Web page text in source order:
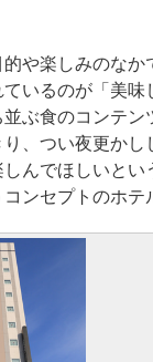
や楽しみのなか
ているのが「美
ぶ食のコンテン
、つい夜更かし
んでほしいとい
ンセプトのホテ